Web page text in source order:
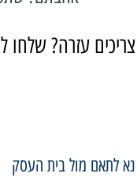
צריכים עזרה? שלחו
לתאם מול בית העסק